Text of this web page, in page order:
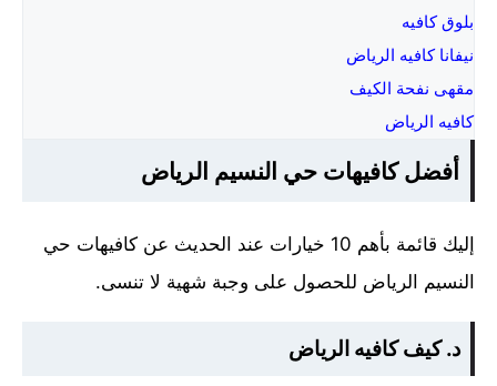
بلوق كافيه
نيفانا كافيه الرياض
مقهى نفحة الكيف
كافيه الرياض
أفضل كافيهات حي النسيم الرياض
إليك قائمة بأهم 10 خيارات عند الحديث عن كافيهات حي
النسيم الرياض للحصول على وجبة شهية لا تنسى.
د. كيف كافيه الرياض